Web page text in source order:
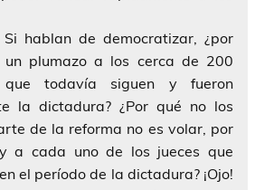
Si hablan de democratizar, ¿por
plumazo a los cerca de 200
que todavía siguen y fueron
la dictadura? ¿Por qué no los
de la reforma no es volar, por
a cada uno de los jueces que
el período de la dictadura? ¡Ojo!